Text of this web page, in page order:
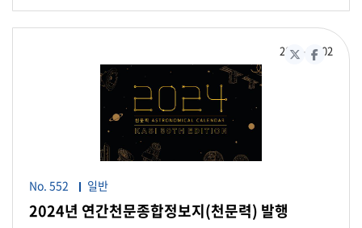
주인 전)카이스트 겸임교수 카이스트 기계공학과 졸업 한국천문연
구원대전광역시대전테크노파크
Registration, A document certifying that bidder has paid
the bid bond or deposit 3) Bid Documents shall be
submitted by hand-delivery or posted via appropriate
courier service to KASI Procurement Team* personnel or
his designee before the bid closing date and time
*Address: 776 Daedeok-daero, Yuseong-gu, Daejeon,
34055, South Korea 3. Matters concerning of deposit 1)
Bid Bond: Bidder shall establish a bid bond in favor of
KASI before the bid closing date and time. The total
amount of the bid bond shall be at least 5 percent(5%) of
total bid price 2) Performance bond: The overseas Bidder
or overseas Supplier shall establish a performance bond
through the advising bank of the letter of credit, before
"2024년 소백산천문대 대학생 겨울학교" 를 다음과 같이 개최합
니다. ■ 목적 - 전공대학생 등 예비천문학자에 대한 천체관측 연
구연수를 통한 관측천문학 이해 증진 - GMT 시대를 대비한 광학
관측 천문학자 육성 ■ 주제 : "Long-slit Spectroscopy" ■ 대상
: 천문학 관련 전공 학부생(2, 3학년 이상, 측광학 또는 과거 대학생
여름학교 이수자) ■ 일정 : 2024년 1월 22일(월) ~ 2024년 1월
26일(금) [4박 5일간] ■ 인원 : 20명 내외 ■ 겨울학교 강의 계획
속도분산 분석 - 방출선 및 흡수선 스펙트럼 분석 - 특강 : 미정 ■
참가비는 소백산천문대에서 전액 지원(개인교통비는 제외) ■ 강
사진 : 광학천문본부 소속 연구원 ■ 신청 및 마감 : 참가자 직접 이
02
2023-11
No. 552 일반
2024년 연간천문종합정보지(천문력) 발행
X(구 트위터)
페이스북